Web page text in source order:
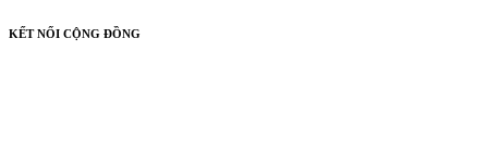
KẾT NỐI CỘNG ĐỒNG